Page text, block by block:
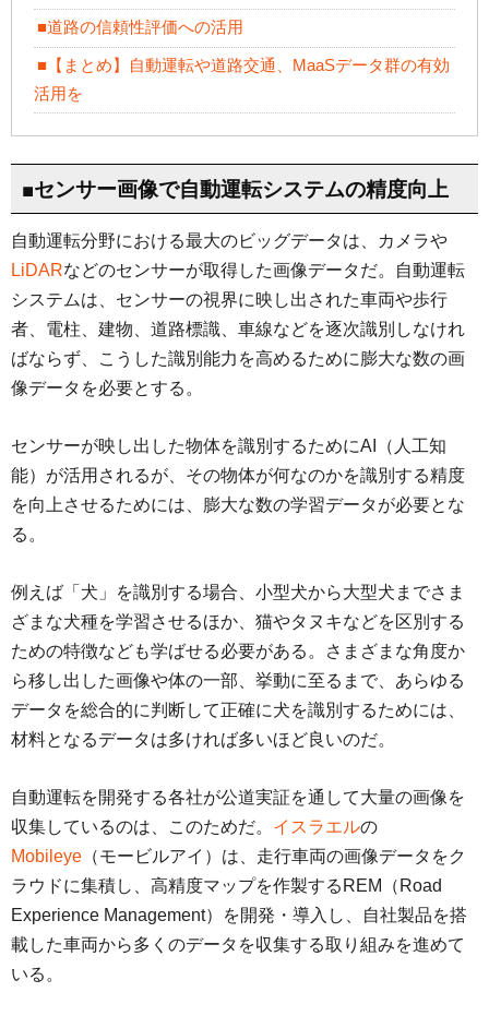
■道路の信頼性評価への活用
■【まとめ】自動運転や道路交通、MaaSデータ群の有効
活用を
■センサー画像で自動運転システムの精度向上
自動運転分野における最大のビッグデータは、カメラや
LiDARなどのセンサーが取得した画像データだ。自動運転
システムは、センサーの視界に映し出された車両や歩行
者、電柱、建物、道路標識、車線などを逐次識別しなけれ
ばならず、こうした識別能力を高めるために膨大な数の画
像データを必要とする。
センサーが映し出した物体を識別するためにAI（人工知
能）が活用されるが、その物体が何なのかを識別する精度
を向上させるためには、膨大な数の学習データが必要とな
る。
例えば「犬」を識別する場合、小型犬から大型犬までさま
ざまな犬種を学習させるほか、猫やタヌキなどを区別する
ための特徴なども学ばせる必要がある。さまざまな角度か
ら移し出した画像や体の一部、挙動に至るまで、あらゆる
データを総合的に判断して正確に犬を識別するためには、
材料となるデータは多ければ多いほど良いのだ。
自動運転を開発する各社が公道実証を通して大量の画像を
収集しているのは、このためだ。 イスラエルの
Mobileye （モービルアイ）は、走行車両の画像データをク
ラウドに集積し、高精度マップを作製するREM（Road
Experience Management）を開発・導入し、自社製品を搭
載した車両から多くのデータを収集する取り組みを進めて
いる。